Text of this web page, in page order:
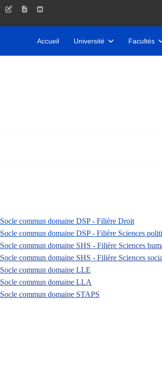
Accueil Université Facultés
Socle commun domaine DSP - Filière Droit
Socle commun domaine DSP - Filière Sciences
Socle commun domaine SHS - Filière Sciences
Socle commun domaine SHS - Filière Sciences
Socle commun domaine LLE
Socle commun domaine LLA
Socle commun domaine STAPS